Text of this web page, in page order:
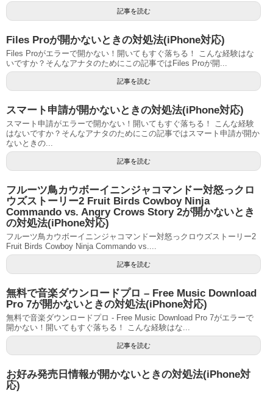
記事を読む
Files Proが開かないときの対処法(iPhone対応)
Files Proがエラーで開かない！開いてもすぐ落ちる！ こんな経験はな
いですか？そんなアナタのためにこの記事ではFiles Proが開...
記事を読む
スマート申請が開かないときの対処法(iPhone対応)
スマート申請がエラーで開かない！開いてもすぐ落ちる！ こんな経験
はないですか？そんなアナタのためにこの記事ではスマート申請が開か
ないときの...
記事を読む
フルーツ鳥カウボーイニンジャコマンドー対怒っクロ
ウズストーリー2 Fruit Birds Cowboy Ninja
Commando vs. Angry Crows Story 2が開かないとき
の対処法(iPhone対応)
フルーツ鳥カウボーイニンジャコマンドー対怒っクロウズストーリー2
Fruit Birds Cowboy Ninja Commando vs....
記事を読む
無料で音楽ダウンロードプロ – Free Music Download
Pro 7が開かないときの対処法(iPhone対応)
無料で音楽ダウンロードプロ - Free Music Download Pro 7がエラーで
開かない！開いてもすぐ落ちる！ こんな経験はな...
記事を読む
お好み発売日情報が開かないときの対処法(iPhone対
応)